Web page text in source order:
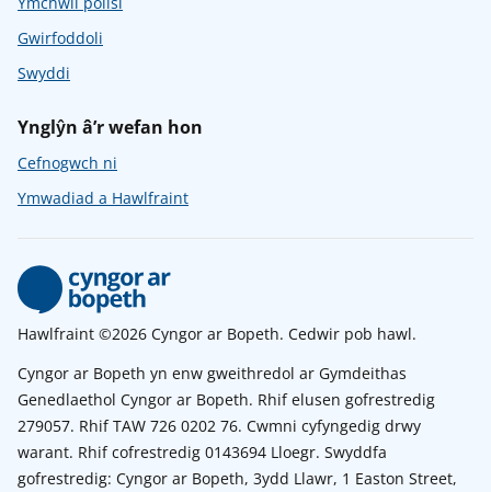
Gwirfoddoli
Swyddi
Ynglŷn â’r wefan hon
Cefnogwch ni
Ymwadiad a Hawlfraint
Hawlfraint ©2026 Cyngor ar Bopeth. Cedwir pob hawl.
Cyngor ar Bopeth yn enw gweithredol ar Gymdeithas
Genedlaethol Cyngor ar Bopeth. Rhif elusen gofrestredig
279057. Rhif TAW 726 0202 76. Cwmni cyfyngedig drwy
warant. Rhif cofrestredig 0143694 Lloegr. Swyddfa
gofrestredig: Cyngor ar Bopeth, 3ydd Llawr, 1 Easton Street,